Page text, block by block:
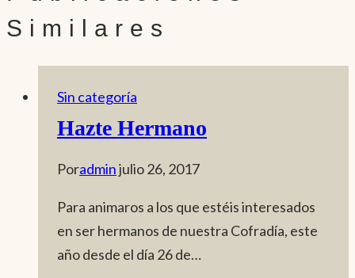
Similares
Sin categoría
Hazte Hermano
Poradminjulio 26, 2017
Para animaros a los que estéis interesados
en ser hermanos de nuestra Cofradía, este
año desde el día 26 de…